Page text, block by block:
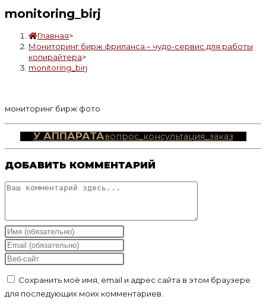
monitoring_birj
Главная>
Мониторинг бирж фриланса – чудо-сервис для работы
копирайтера>
monitoring_birj
мониторинг бирж фото
У АППАРАТАвопрос_консультация_заказ
ДОБАВИТЬ КОММЕНТАРИЙ
Комментарий
Введите
свое
имя
имя
пользователя,
Введите
свой
адрес,
чтобы
Введите
вашего
веб-
Сохранить моё имя, email и адрес сайта в этом браузере
для последующих моих комментариев.